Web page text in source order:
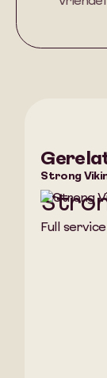
Strong
Full service